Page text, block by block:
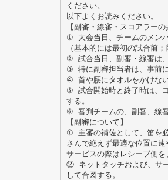
ください。
以下よくお読みください。
【副審・線審・スコアラーの
① 大会当日、チームのメン
（基本的には最初の試合前
② 試合当日、副審・線審は
③ 特に副審担当者は、事前
④ 首や腰にタオルをかけな
⑤ 試合開始時と終了時は、
する。
⑥ 審判チームの、副審、線
【副審について】
① 主審の補佐として、笛を
さんで絶えず最適な位置に速
サービスの際はレシーブ側を
② ネットタッチおよび、サ
して合図する。